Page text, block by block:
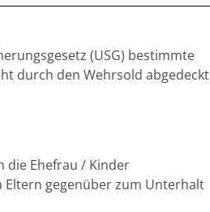
(USG) bestimmte
durch den Wehrsold abgedeckt
die Ehefrau / Kinder
Eltern gegenüber zum Unterhalt